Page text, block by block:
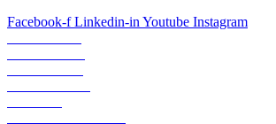
Facebook-f Linkedin-in Youtube Instagram